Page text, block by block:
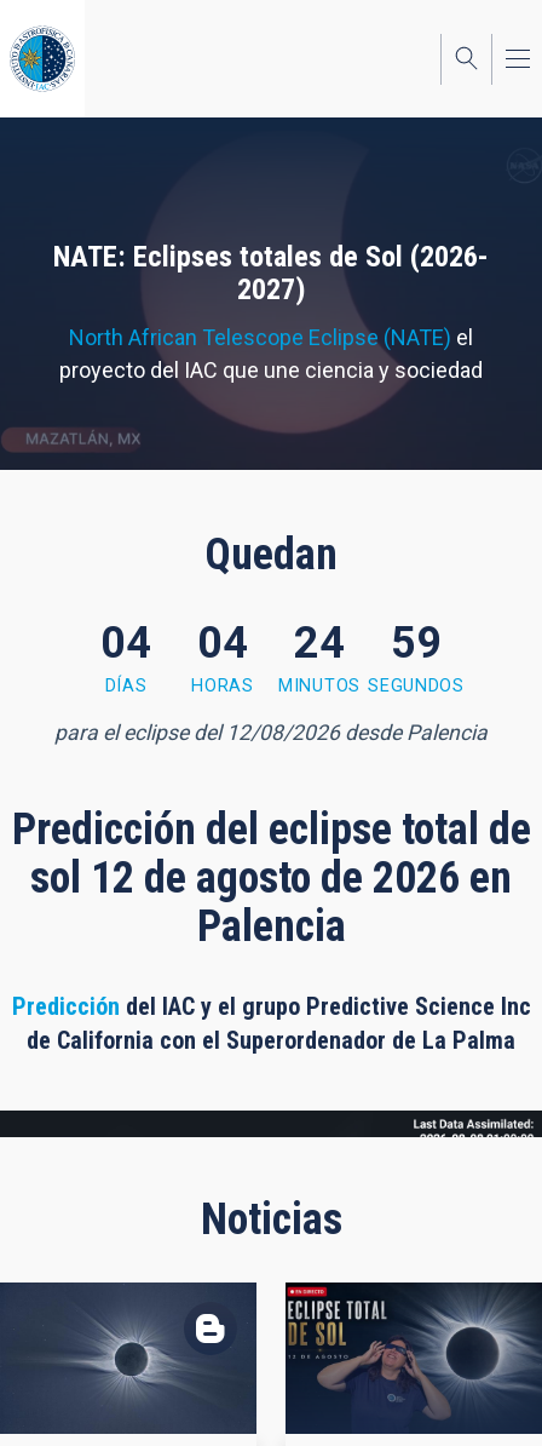
al
contenido
principal
NATE: Eclipses totales de Sol (2026-
2027)
North African Telescope Eclipse (NATE) el
proyecto del IAC que une ciencia y sociedad
Quedan
57 seconds
04
DÍAS
04
HORAS
24
MINUTOS
58
SEGUNDOS
para el eclipse del 12/08/2026 desde Palencia
Predicción del eclipse total de
sol 12 de agosto de 2026 en
Palencia
Predicción del IAC y el grupo Predictive Science Inc
de California con el Superordenador de La Palma
Noticias